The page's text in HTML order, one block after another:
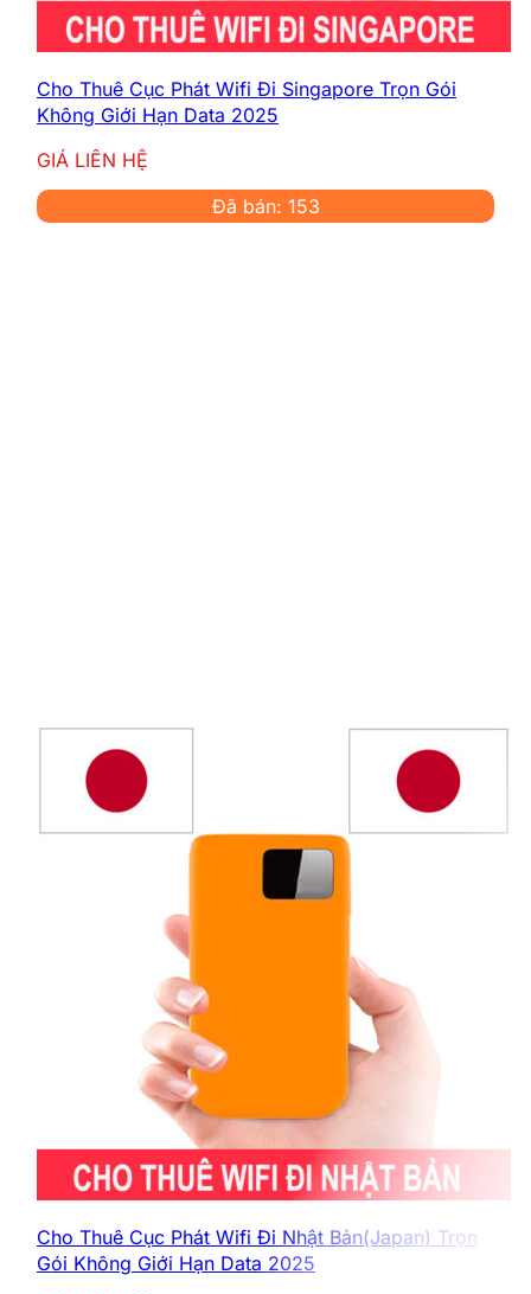
Cho Thuê Cục Phát Wifi Đi Singapore Trọn Gói
Không Giới Hạn Data 2025
GIÁ LIÊN HỆ
Đã bán: 153
Cho Thuê Cục Phát Wifi Đi Nhật Bản(Japan) Trọn
Gói Không Giới Hạn Data 2025